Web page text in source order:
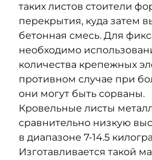
таких листов стоители
перекрытия, куда затем
бетонная смесь. Для
необходимо
количества крепежных
противном случае при
они могут быть сорваны.
Кровельные листы
сравнительно низкую
в диапазоне 7-14.5
Изготавливается такой